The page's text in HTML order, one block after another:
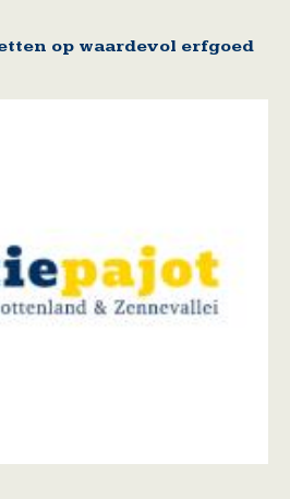
op waardevol erfgoed